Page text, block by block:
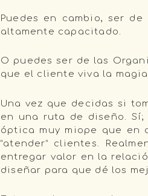
Puedes en cambio, ser
altamente capacitado.
O puedes ser de las
que el cliente viva la
Una vez que decidas si
en una ruta de diseño.
óptica muy miope que en
“atender” clientes.
entregar valor en la
diseñar para que dé los